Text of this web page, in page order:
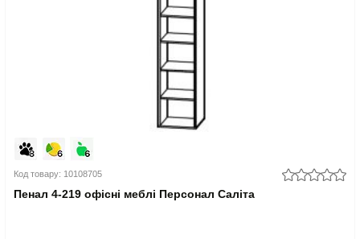
Код товару: 10108705
Пенал 4-219 офісні меблі Персонал Саліта